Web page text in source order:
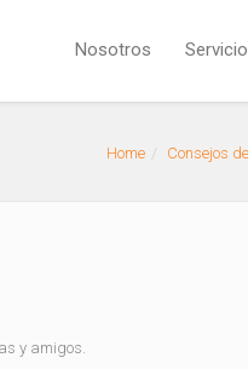
Nosotros
Home Consejos
y amigos.